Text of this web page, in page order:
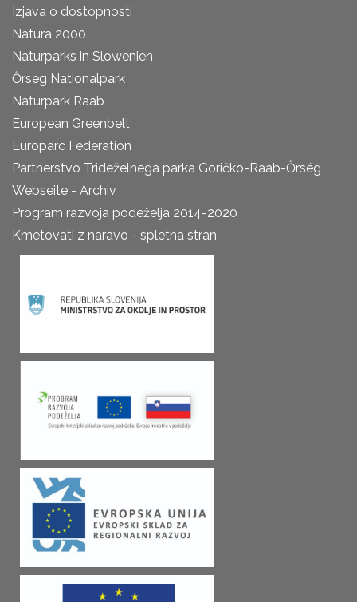
Izjava o dostopnosti
Natura 2000
Naturparks in Slowenien
Őrseg Nationalpark
Naturpark Raab
European Greenbelt
Europarc Federation
Partnerstvo Trideželnega parka Goričko-Raab-Őrség
Webseite - Archiv
Program razvoja podeželja 2014-2020
Kmetovati z naravo - spletna stran